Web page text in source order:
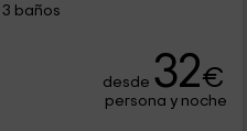
3 baños
desde 32€
persona y noche